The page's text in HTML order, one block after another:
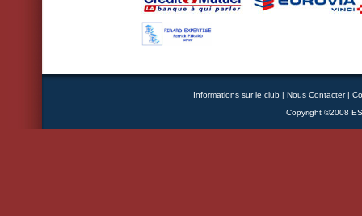
Informations sur le club | Nous Contacter|
Copyright ©2008